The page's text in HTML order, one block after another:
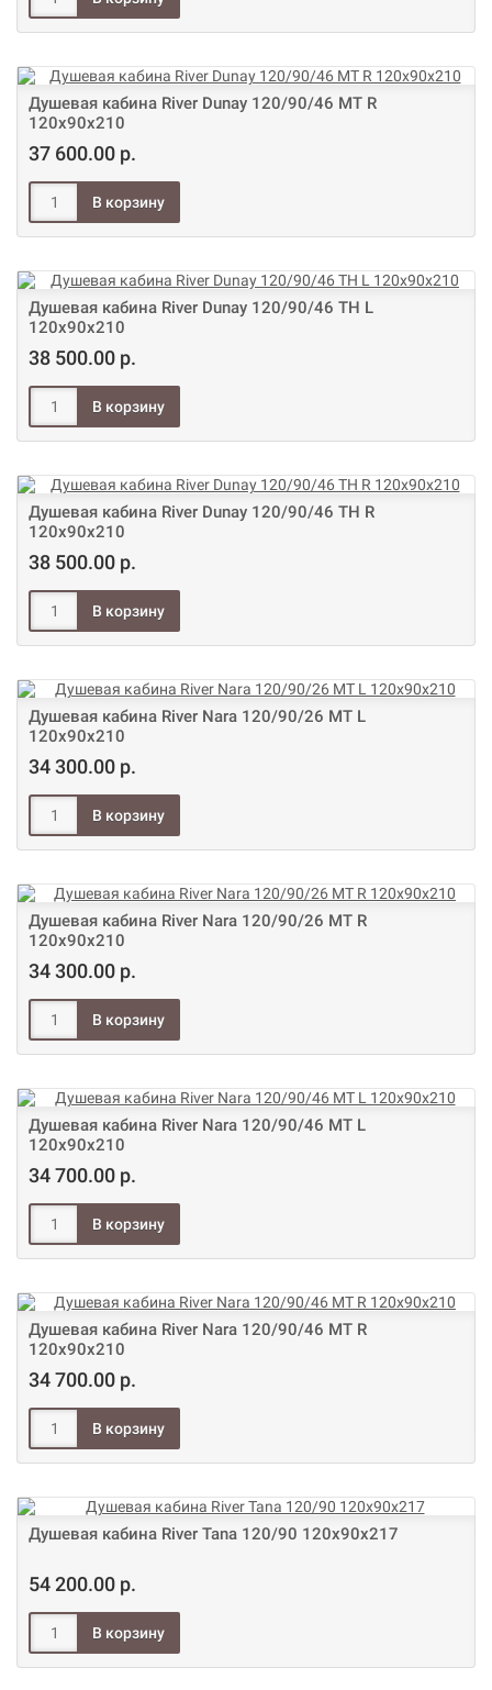
Душевая кабина River Dunay 120/90/46 МТ R
120х90х210
37 600.00 р.
Душевая кабина River Dunay 120/90/46 ТН L
120х90х210
38 500.00 р.
Душевая кабина River Dunay 120/90/46 ТН R
120х90х210
38 500.00 р.
Душевая кабина River Nara 120/90/26 МТ L
120х90х210
34 300.00 р.
Душевая кабина River Nara 120/90/26 МТ R
120х90х210
34 300.00 р.
Душевая кабина River Nara 120/90/46 МТ L
120х90х210
34 700.00 р.
Душевая кабина River Nara 120/90/46 МТ R
120х90х210
34 700.00 р.
Душевая кабина River Tana 120/90 120х90х217
54 200.00 р.